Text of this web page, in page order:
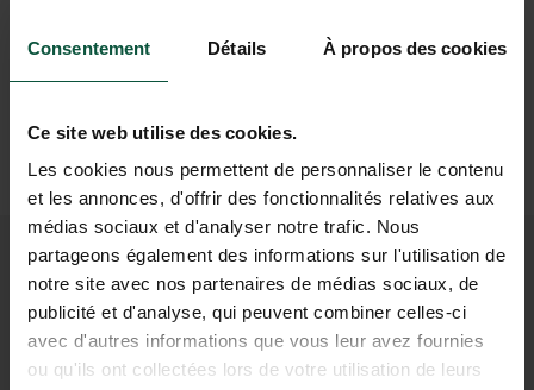
Consentement Détails À propos des cookies
Ce site web utilise des cookies.
Les cookies nous permettent de personnaliser le contenu
et les annonces, d'offrir des fonctionnalités relatives aux
médias sociaux et d'analyser notre trafic. Nous
partageons également des informations sur l'utilisation de
notre site avec nos partenaires de médias sociaux, de
publicité et d'analyse, qui peuvent combiner celles-ci
avec d'autres informations que vous leur avez fournies
ou qu'ils ont collectées lors de votre utilisation de leurs
En avion
Aéroport à proximité – Bordeaux Mérignac
Puis
Voiture ou taxi
(1 h)
REJOIGNEZ NOTRE
COMMUNAUTÉ
Pour être les premiers informés des actus et des